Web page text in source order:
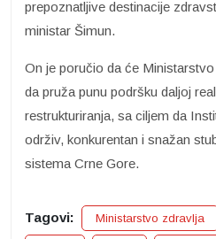
prepoznatljive destinacije
ministar Šimun.
On je poručio da će
da pruža punu podršku daljoj
restrukturiranja, sa ciljem da
održiv, konkurentan i snažan
sistema Crne Gore.
Tagovi: Ministarstvo zdravlja